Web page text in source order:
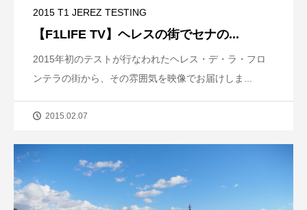
2015 T1 JEREZ TESTING
【F1LIFE TV】ヘレスの街でセナの...
2015年初のテストが行なわれたヘレス・デ・ラ・フロ
ンテラの街から、その雰囲気を映像でお届けしま...
2015.02.07